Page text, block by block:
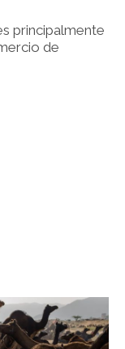
principalmente
de